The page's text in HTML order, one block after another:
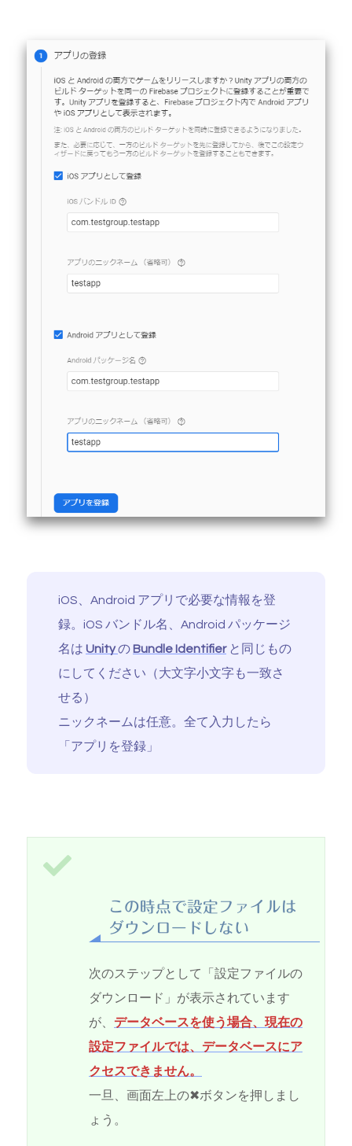
iOS、Android アプリで必要な情報を登
録。iOS バンドル名、Android パッケージ
名は UnityのBundle Identifierと同じもの
にしてください（大文字小文字も一致さ
せる）
ニックネームは任意。全て入力したら
「アプリを登録」
この時点で設定ファイルは
ダウンロードしない
次のステップとして「設定ファイルの
ダウンロード」が表示されています
が、 データベースを使う場合、現在の
設定ファイルでは、データベースにア
クセスできません。
一旦、画面左上の✖ボタンを押しまし
ょう。